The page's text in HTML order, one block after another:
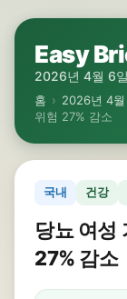
Easy
2026년 4월 6
홈 › 2026년 4
위험 27% 감소
국내 건강
당뇨 여성
27% 감소